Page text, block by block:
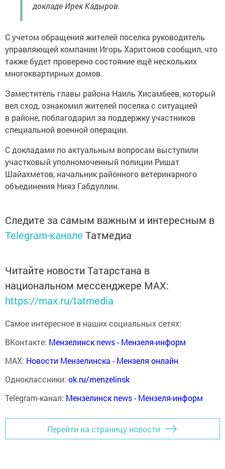
докладе Ирек Кадыров.
С учетом обращения жителей поселка руководитель
управляющей компании Игорь Харитонов сообщил, что
также будет проверено состояние ещё нескольких
многоквартирных домов.
Заместитель главы района Наиль Хисамбеев, который
вел сход, ознакомил жителей поселка с ситуацией
в районе, поблагодарил за поддержку участников
специальной военной операции.
С докладами по актуальным вопросам выступили
участковый уполномоченный полиции Ришат
Шайахметов, начальник районного ветеринарного
объединения Нияз Габдуллин.
Следите за самым важным и интересным в
Telegram-канале Татмедиа
Читайте новости Татарстана в
национальном мессенджере MАХ:
https://max.ru/tatmedia
Самое интересное в наших социальных сетях:
ВКонтакте: Мензелинск news - Мензеля-информ
MAX: Новости Мензелинска - Мензеля онлайн
Одноклассники: ok.ru/menzelinsk
Telegram-канал: Мензелинск news - Мензеля-информ
Перейти на страницу новости